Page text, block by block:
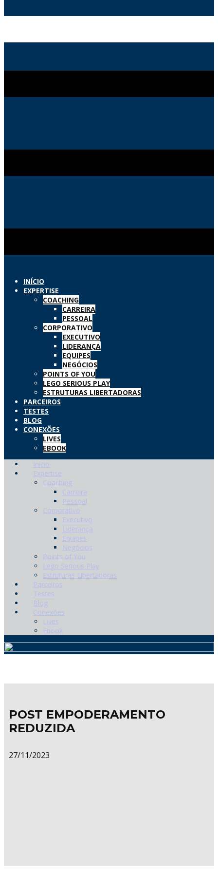
INÍCIO
EXPERTISE
COACHING
CARREIRA
PESSOAL
CORPORATIVO
EXECUTIVO
LIDERANÇA
EQUIPES
NEGÓCIOS
POINTS OF YOU
LEGO SERIOUS PLAY
ESTRUTURAS LIBERTADORAS
PARCEIROS
TESTES
BLOG
CONEXÕES
LIVES
EBOOK
Início
Expertise
Coaching
Carreira
Pessoal
Corporativo
Executivo
Liderança
Equipes
Negócios
Points of You
Lego Serious Play
Estruturas Libertadoras
Parceiros
Testes
Blog
Conexões
Lives
Ebook
POST EMPODERAMENTO
REDUZIDA
27/11/2023